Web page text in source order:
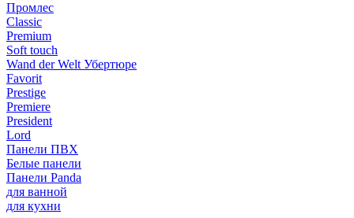
Промлес
Classic
Premium
Soft touch
Wand der Welt Убертюре
Favorit
Prestige
Premiere
President
Lord
Панели ПВХ
Белые панели
Панели Panda
для ванной
для кухни